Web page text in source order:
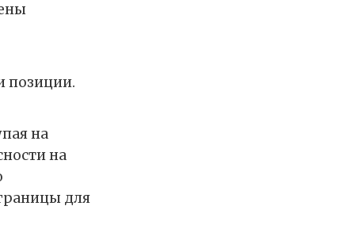
позиции.
на
на
для